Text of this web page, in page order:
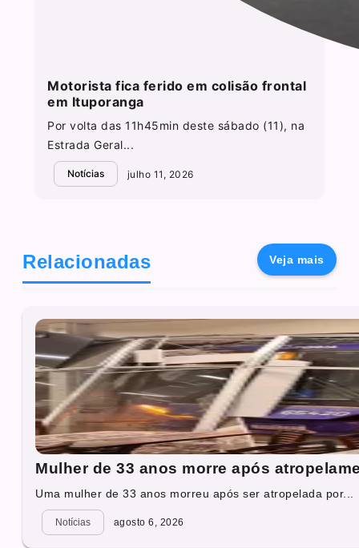
Motorista fica ferido em colisão frontal
em Ituporanga
Por volta das 11h45min deste sábado (11), na
Estrada Geral...
Notícias julho 11, 2026
Relacionadas Veja mais
Mulher de 33 anos morre após
Uma mulher de 33 anos morreu após ser atropelada por...
Notícias agosto 6, 2026